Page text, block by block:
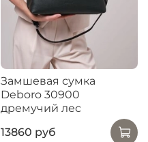
Замшевая сумка
Deboro 30900
дремучий лес
13860 руб